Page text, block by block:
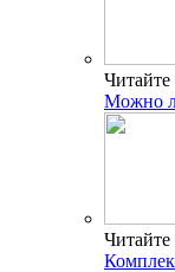
Читайте
Можно
Читайте